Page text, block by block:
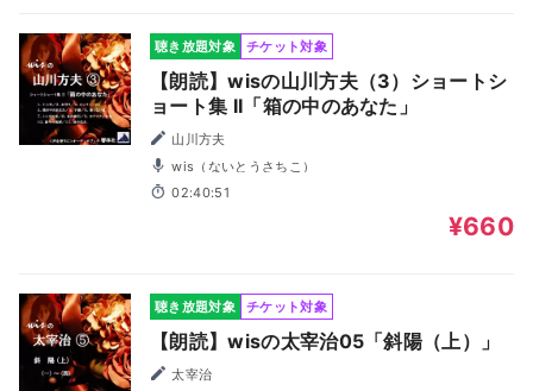
聴き放題対象 チケット対象
【朗読】wisの山川方夫（3）ショートシ
ョート集 II「箱の中のあなた」
山川方夫
wis（ないとうさちこ）
02:40:51
¥660
聴き放題対象 チケット対象
【朗読】wisの太宰治05「斜陽（上）」
太宰治